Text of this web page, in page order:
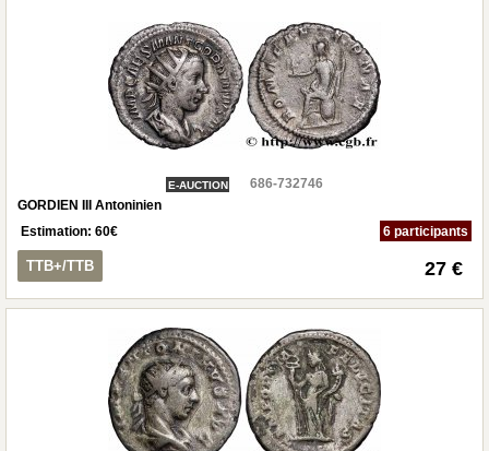
E-AUCTION
686-732746
GORDIEN III Antoninien
Estimation: 60€ 6 participants
TTB+/TTB 27 €